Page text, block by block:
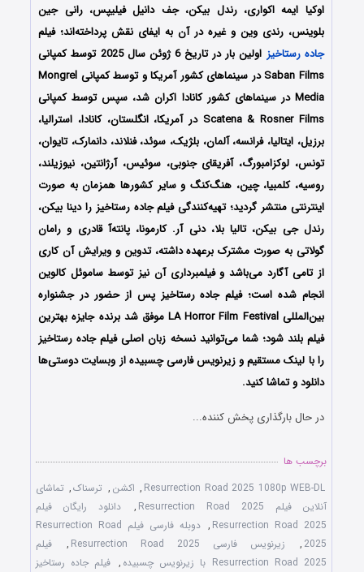
اوکیا ایمه اکواری، رندل بیکن، جف دانیل فیلیپس، رانی جین
بلوینس، رندی وین و غیره در آن به ایفای نقش پرداخته‌اند؛ فیلم
جاده رستاخیز
اولین بار در تاریخ 6 ژوئن سال 2025 توسط کمپانی
Saban Films در سینماهای کشور آمریکا و توسط کمپانی Mongrel
Media در سینماهای کشور کانادا اکران شد، سپس توسط کمپانی
Scatena & Rosner Films در آمریکا، انگلستان، کانادا، استرالیا،
برزیل، ایتالیا، فرانسه، آلمان، بلژیک، سوئد، فنلاند، دانمارک، تایوان،
تونس، لوکزامبورگ، آفریقای جنوبی، سوئیس، آرژانتین، نیوزیلند،
روسیه، کلمبیا، چین، هنگ‌کنگ و سایر کشورها همزمان به صورت
اینترنتی منتشر گردید؛ تهیه‌کنندگی فیلم جاده رستاخیز را دینا بیکن،
رندل جی بیکن، تالیا بلا، دنی آر. کارمونا، پانته‌آ قادری و رامان
گولاتی به صورت مشترک برعهده داشته، تدوین و ویرایش آن کاری
از تامی آگارد می‌باشد و فیلمبرداری آن نیز توسط ساموئل کالوین
انجام شده است؛ فیلم جاده رستاخیز پس از حضور در جشنواره‌‌‌‌‌
بین‌المللی LA Horror Film Festival موفق شد برنده جایزه بهترین
فیلم بلند شود؛شما می‌توانید نسخه زبان اصلی فیلم جاده رستاخیز
را با ‌لینک مستقیم و زیرنویس فارسی چسبیده از وبسایت دوستی‌ها
دانلود و تماشا کنید.
در حال بارگذاری پخش کننده...
برچسب ها
Resurrection Road 2025 1080p WEB-DL
, اکشن , ترسناک, تماشای
آنلاین فیلم Resurrection Road 2025
,
دانلود رایگان فیلم
Resurrection Road 2025
,
دوبله فارسی فیلم Resurrection Road
2025
, زیرنویس فارسی Resurrection Road 2025 ,
فیلم
Resurrection Road 2025 با زیرنویس چسبیده
, فیلم جاده رستاخیز